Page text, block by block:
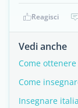
Reagisci
Vedi anche
Come
Come
Insegnare